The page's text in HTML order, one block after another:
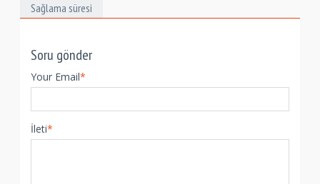
Sağlama süresi
Soru gönder
Your Email*
İleti*